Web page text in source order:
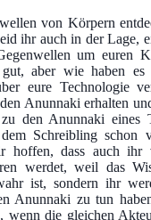
von Körpern
ihr auch in der Lage,
um euren
gut, aber wie haben
eure Technologie
Anunnaki erhalten
den Anunnaki eines
Schreibling schon
hoffen, dass auch ihr
werdet, weil das
ist, sondern ihr
Anunnaki zu tun
wenn die gleichen